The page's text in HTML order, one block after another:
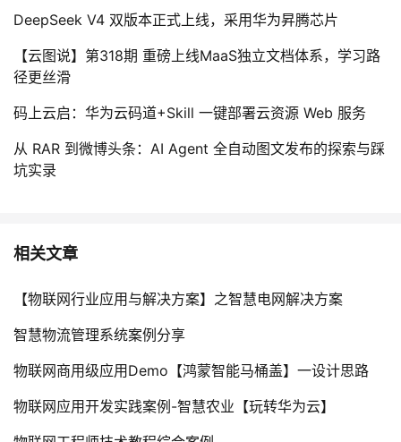
DeepSeek V4 双版本正式上线，采用华为昇腾芯片
【云图说】第318期 重磅上线MaaS独立文档体系，学习路
径更丝滑
码上云启：华为云码道+Skill 一键部署云资源 Web 服务
从 RAR 到微博头条：AI Agent 全自动图文发布的探索与踩
坑实录
相关文章
【物联网行业应用与解决方案】之智慧电网解决方案
智慧物流管理系统案例分享
物联网商用级应用Demo【鸿蒙智能马桶盖】一设计思路
物联网应用开发实践案例-智慧农业【玩转华为云】